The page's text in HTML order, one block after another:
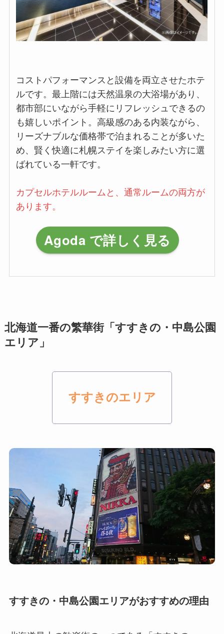
コストパフォーマンスと設備を両立させたホテ
ルです。最上階には天然温泉の大浴場があり、
都市部にいながら手軽にリフレッシュできるの
も嬉しいポイント。高級感のある内装ながら、
リーズナブルな価格帯で泊まれることが多いた
め、賢く快適に札幌ステイを楽しみたい方に選
ばれている一軒です。
カプセルホテルルームと、通常ルームの両方が
あります。
Agoda で詳しく見る
北海道一番の繁華街「すすきの・中島公園
エリア 」
すすきのエリア
すすきの・中島公園エリアがおすすめの理由